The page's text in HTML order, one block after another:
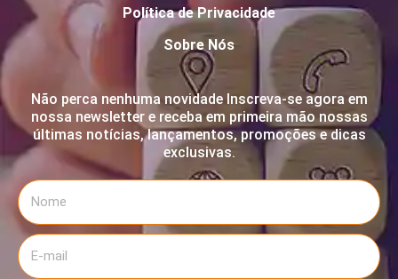
Política de Privacidade
Sobre Nós
Não perca nenhuma novidade Inscreva-se agora em
nossa newsletter e receba em primeira mão nossas
últimas notícias, lançamentos, promoções e dicas
exclusivas.